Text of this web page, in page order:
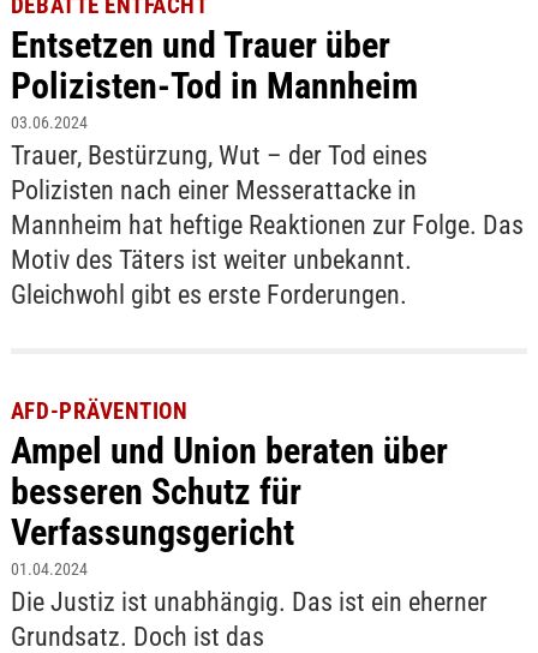
DEBATTE ENTFACHT
Entsetzen und Trauer über
Polizisten-Tod in Mannheim
03.06.2024
Trauer, Bestürzung, Wut – der Tod eines
Polizisten nach einer Messerattacke in
Mannheim hat heftige Reaktionen zur Folge. Das
Motiv des Täters ist weiter unbekannt.
Gleichwohl gibt es erste Forderungen.
AFD-PRÄVENTION
Ampel und Union beraten über
besseren Schutz für
Verfassungsgericht
01.04.2024
Die Justiz ist unabhängig. Das ist ein eherner
Grundsatz. Doch ist das